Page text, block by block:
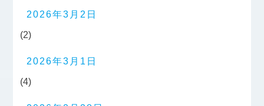
2026年3月2日
(2)
2026年3月1日
(4)